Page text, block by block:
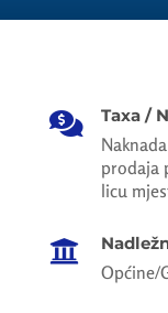
 Taxa /
prodaja
licu

Općine/